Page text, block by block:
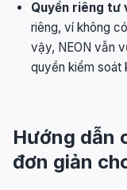
Quyền riêng tư
riêng, ví không
vậy, NEON vẫn
quyền kiểm soát
Hướng dẫn
đơn giản